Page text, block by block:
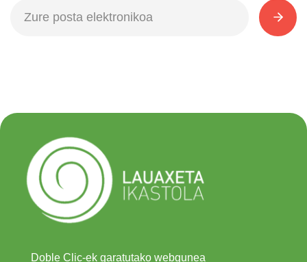
Doble Clic-ek garatutako webgunea